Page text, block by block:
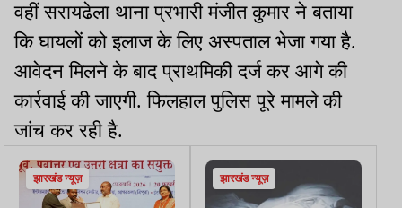
वहीं सरायढेला थाना प्रभारी मंजीत कुमार ने बताया
कि घायलों को इलाज के लिए अस्पताल भेजा गया है.
आवेदन मिलने के बाद प्राथमिकी दर्ज कर आगे की
कार्रवाई की जाएगी. फिलहाल पुलिस पूरे मामले की
जांच कर रही है.
झारखंड न्यूज़ झारखंड न्यूज़